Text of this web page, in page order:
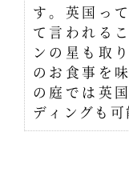
す。英国っ
て言われる
ンの星も取
のお食事を
の庭では英
ディングも可